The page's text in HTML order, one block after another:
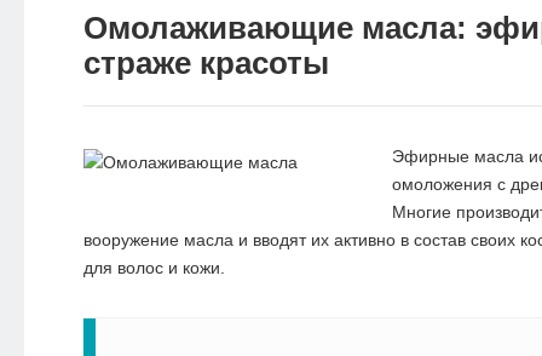
Омолаживающие масла:
страже красоты
Эфирные масла
омоложения с
Многие
вооружение масла и вводят их активно в состав своих
для волос и кожи.